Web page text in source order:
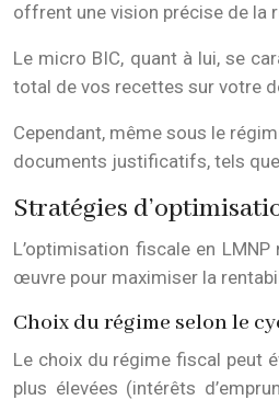
offrent une vision précise de la
Le micro BIC, quant à lui, se
total de vos recettes sur votre
Cependant, même sous le
documents justificatifs, tels
Stratégies
L’optimisation fiscale en
œuvre pour maximiser la
Choix du régime selon le
Le choix du régime fiscal peut
plus élevées (intérêts